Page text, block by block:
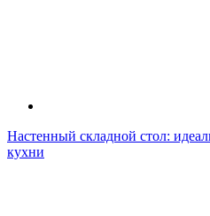
Настенный складной стол:
кухни